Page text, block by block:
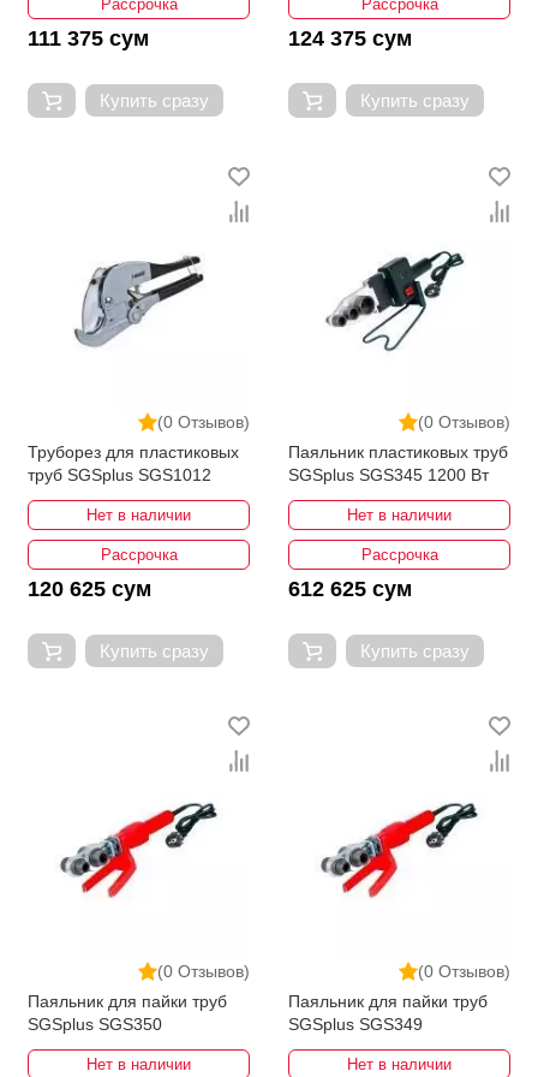
Рассрочка
111 375 сум
Купить сразу
Рассрочка
124 375 сум
Купить сразу
(0 Отзывов)
Труборез для пластиковых
труб SGSplus SGS1012
Нет в наличии
Рассрочка
120 625 сум
Купить сразу
(0 Отзывов)
Паяльник пластиковых труб
SGSplus SGS345 1200 Вт
Нет в наличии
Рассрочка
612 625 сум
Купить сразу
(0 Отзывов)
Паяльник для пайки труб
SGSplus SGS350
Нет в наличии
(0 Отзывов)
Паяльник для пайки труб
SGSplus SGS349
Нет в наличии